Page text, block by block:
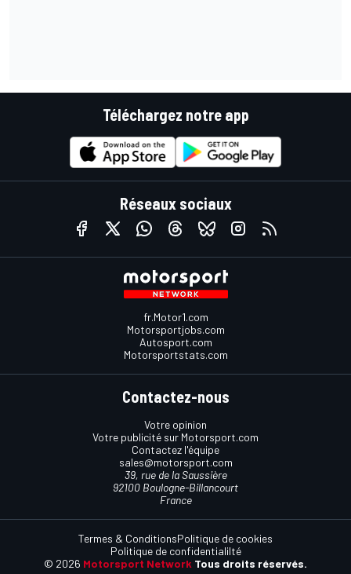
Téléchargez notre app
Réseaux sociaux
fr.Motor1.com
Motorsportjobs.com
Autosport.com
Motorsportstats.com
Contactez-nous
Votre opinion
Votre publicité sur Motorsport.com
Contactez l'équipe
sales@motorsport.com
39, rue de la Saussière
92100 Boulogne-Billancourt
France
© 2026 Motorsport Network Tous droits réservés.
Termes & ConditionsPolitique de cookies
Politique de confidentialilté